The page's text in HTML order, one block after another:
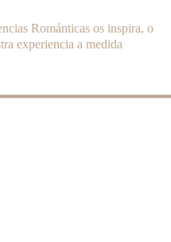
Románticas os inspira, o
experiencia a medida